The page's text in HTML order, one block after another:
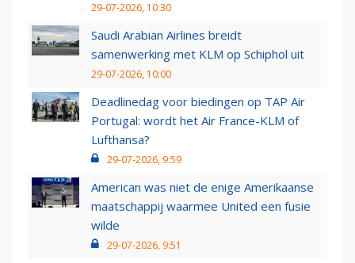
29-07-2026, 10:30
Saudi Arabian Airlines breidt
samenwerking met KLM op Schiphol uit
29-07-2026, 10:00
Deadlinedag voor biedingen op TAP Air
Portugal: wordt het Air France-KLM of
Lufthansa?
29-07-2026, 9:59
American was niet de enige Amerikaanse
maatschappij waarmee United een fusie
wilde
29-07-2026, 9:51